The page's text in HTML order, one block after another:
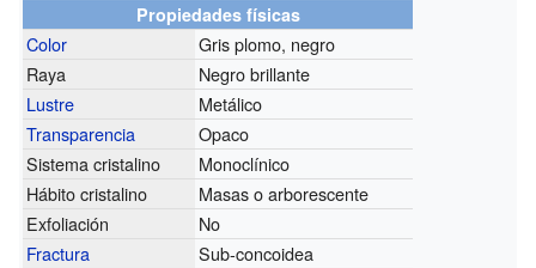
Propiedades físicas
Color
Gris plomo, negro
Raya
Negro brillante
Lustre
Metálico
Transparencia
Opaco
Sistema cristalino
Monoclínico
Hábito cristalino
Masas o arborescente
Exfoliación
No
Fractura
Sub-concoidea